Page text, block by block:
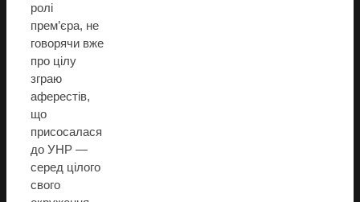
ролі
прем’єра, не
говорячи вже
про цілу
зграю
аферестів,
що
присосалася
до УНР —
серед цілого
свого